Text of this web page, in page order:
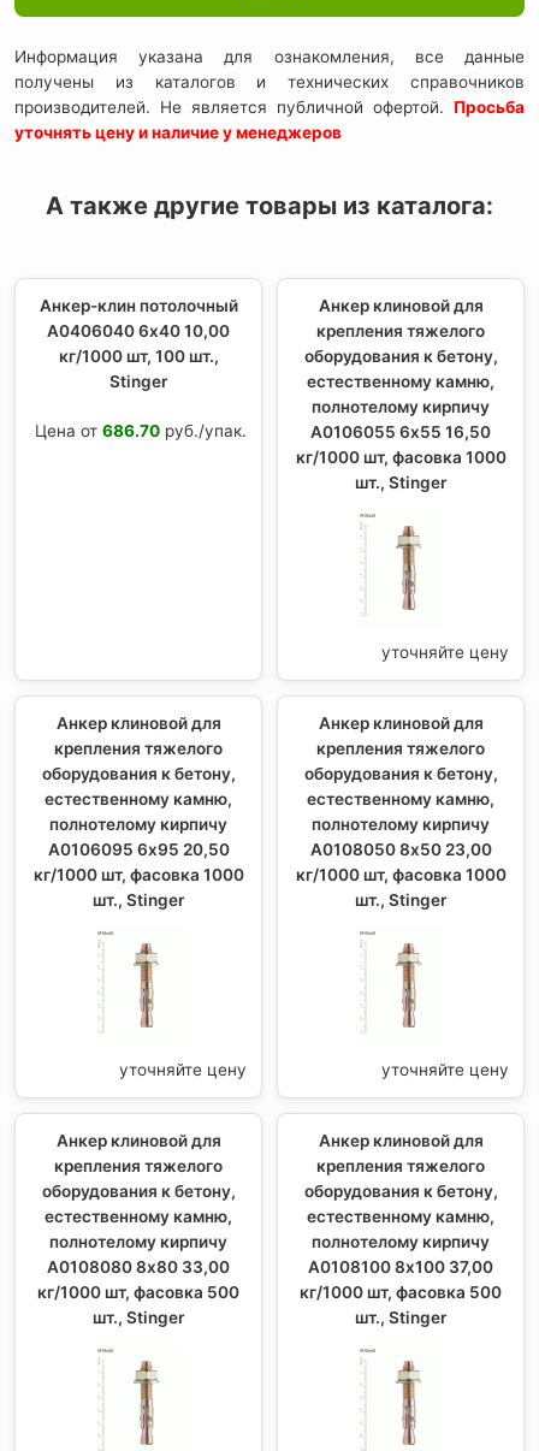
Информация указана для ознакомления, все данные
получены из каталогов и технических справочников
производителей. Не является публичной офертой. Просьба
уточнять цену и наличие у менеджеров
А также другие товары из каталога:
Анкер-клин потолочный
A0406040 6х40 10,00
кг/1000 шт, 100 шт.,
Stinger
Цена от 686.70 руб./упак.
Анкер клиновой для
крепления тяжелого
оборудования к бетону,
естественному камню,
полнотелому кирпичу
A0106055 6х55 16,50
кг/1000 шт, фасовка 1000
шт., Stinger
уточняйте цену
Анкер клиновой для
крепления тяжелого
оборудования к бетону,
естественному камню,
полнотелому кирпичу
A0106095 6х95 20,50
кг/1000 шт, фасовка 1000
шт., Stinger
уточняйте цену
Анкер клиновой для
крепления тяжелого
оборудования к бетону,
естественному камню,
полнотелому кирпичу
A0108050 8х50 23,00
кг/1000 шт, фасовка 1000
шт., Stinger
уточняйте цену
Анкер клиновой для
крепления тяжелого
оборудования к бетону,
естественному камню,
полнотелому кирпичу
A0108080 8х80 33,00
кг/1000 шт, фасовка 500
шт., Stinger
Анкер клиновой для
крепления тяжелого
оборудования к бетону,
естественному камню,
полнотелому кирпичу
A0108100 8х100 37,00
кг/1000 шт, фасовка 500
шт., Stinger